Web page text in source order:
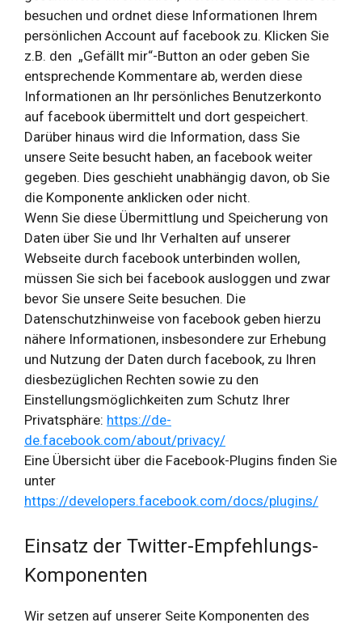
besuchen und ordnet diese Informationen Ihrem
persönlichen Account auf facebook zu. Klicken Sie
z.B. den „Gefällt mir“-Button an oder geben Sie
entsprechende Kommentare ab, werden diese
Informationen an Ihr persönliches Benutzerkonto
auf facebook übermittelt und dort gespeichert.
Darüber hinaus wird die Information, dass Sie
unsere Seite besucht haben, an facebook weiter
gegeben. Dies geschieht unabhängig davon, ob Sie
die Komponente anklicken oder nicht.
Wenn Sie diese Übermittlung und Speicherung von
Daten über Sie und Ihr Verhalten auf unserer
Webseite durch facebook unterbinden wollen,
müssen Sie sich bei facebook ausloggen und zwar
bevor Sie unsere Seite besuchen. Die
Datenschutzhinweise von facebook geben hierzu
nähere Informationen, insbesondere zur Erhebung
und Nutzung der Daten durch facebook, zu Ihren
diesbezüglichen Rechten sowie zu den
Einstellungsmöglichkeiten zum Schutz Ihrer
Privatsphäre: https://de-
de.facebook.com/about/privacy/
Eine Übersicht über die Facebook-Plugins finden Sie
unter
https://developers.facebook.com/docs/plugins/
Einsatz der Twitter-Empfehlungs-
Komponenten
Wir setzen auf unserer Seite Komponenten des